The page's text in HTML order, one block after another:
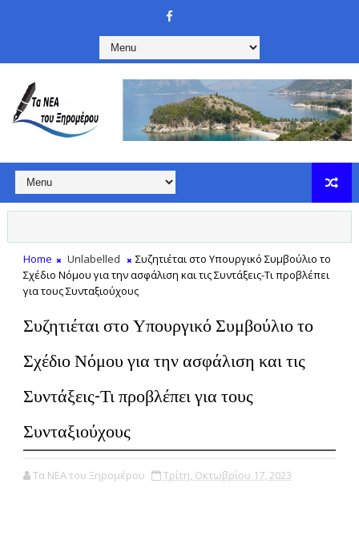
Home Unlabelled
Συζητιέται στο Υπουργικό Συμβούλιο το
Σχέδιο Νόμου για την ασφάλιση και τις Συντάξεις-Τι προβλέπει
για τους Συνταξιούχους
Συζητιέται στο Υπουργικό Συμβούλιο το
Σχέδιο Νόμου για την ασφάλιση και τις
Συντάξεις-Τι προβλέπει για τους
Συνταξιούχους
Τα ΝΕΑ του Ξηρομέρου Τρίτη, Οκτωβρίου 17, 2023